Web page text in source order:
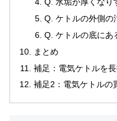
Q. ケトルの外側の
Q. ケトルの底にあ
まとめ
補足：電気ケトルを
補足2：電気ケトルの